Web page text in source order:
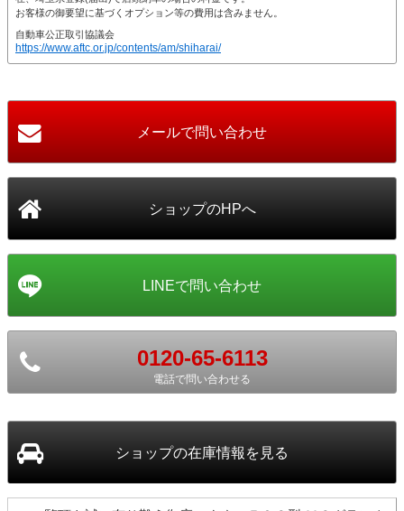
お客様の御要望に基づくオプション等の費用は含みません。
自動車公正取引協議会
https://www.aftc.or.jp/contents/am/shiharai/
0120-65-6113
電話で問い合わせる
ショップの在庫情報を見る